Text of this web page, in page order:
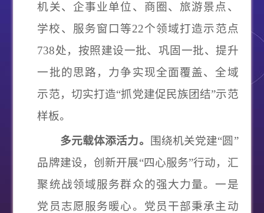
机关、企事业单位、商圈、旅游景点、
学校、服务窗口等22个领域打造示范点
738处，按照建设一批、巩固一批、提升
一批的思路，力争实现全面覆盖、全域
示范，切实打造“抓党建促民族团结”示范
样板。
多元载体添活力。
围绕机关党建“圆”
品牌建设，创新开展“四心服务”行动，汇
聚统战领域服务群众的强大力量。一是
党员志愿服务暖心。 党员干部秉承主动